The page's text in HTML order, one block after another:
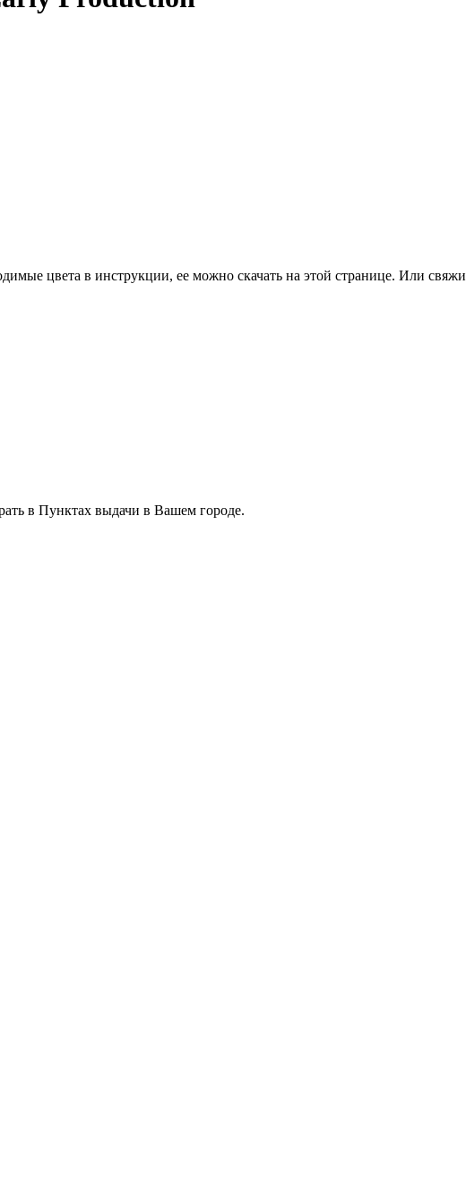
цвета в инструкции, ее можно скачать на этой странице. Или
в Пунктах выдачи в Вашем городе.